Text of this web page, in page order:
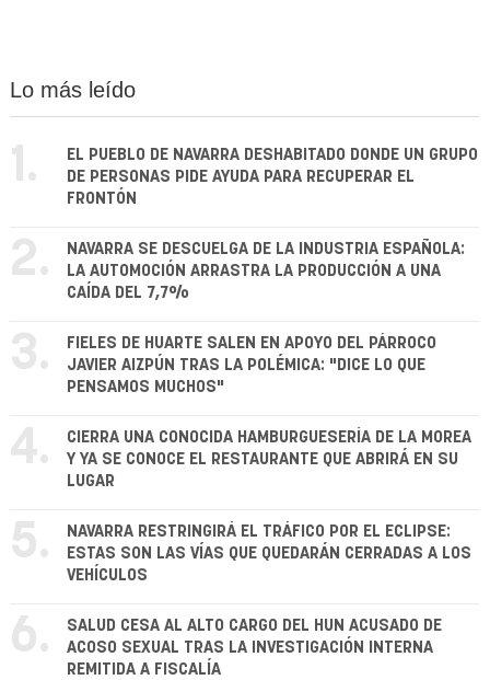
Lo más leído
1.
EL PUEBLO DE NAVARRA DESHABITADO DONDE UN GRUPO
DE PERSONAS PIDE AYUDA PARA RECUPERAR EL
FRONTÓN
2.
NAVARRA SE DESCUELGA DE LA INDUSTRIA ESPAÑOLA:
LA AUTOMOCIÓN ARRASTRA LA PRODUCCIÓN A UNA
CAÍDA DEL 7,7%
3.
FIELES DE HUARTE SALEN EN APOYO DEL PÁRROCO
JAVIER AIZPÚN TRAS LA POLÉMICA: "DICE LO QUE
PENSAMOS MUCHOS"
4.
CIERRA UNA CONOCIDA HAMBURGUESERÍA DE LA MOREA
Y YA SE CONOCE EL RESTAURANTE QUE ABRIRÁ EN SU
LUGAR
5.
NAVARRA RESTRINGIRÁ EL TRÁFICO POR EL ECLIPSE:
ESTAS SON LAS VÍAS QUE QUEDARÁN CERRADAS A LOS
VEHÍCULOS
6.
SALUD CESA AL ALTO CARGO DEL HUN ACUSADO DE
ACOSO SEXUAL TRAS LA INVESTIGACIÓN INTERNA
REMITIDA A FISCALÍA